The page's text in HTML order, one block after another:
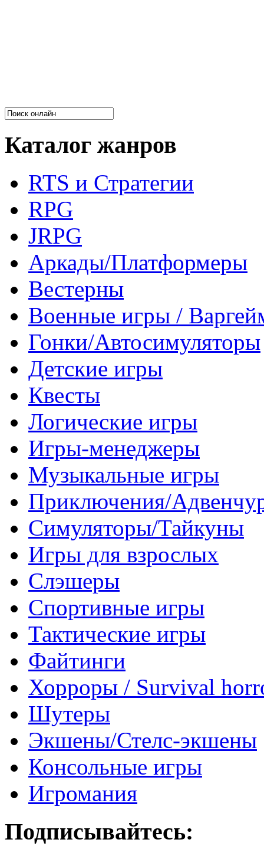
Каталог жанров
RTS и Стратегии
RPG
JRPG
Аркады/Платформеры
Вестерны
Военные игры /
Гонки/Автосимуляторы
Детские игры
Квесты
Логические игры
Игры-менеджеры
Музыкальные игры
Приключения/
Симуляторы/Тайкуны
Игры для взрослых
Слэшеры
Спортивные игры
Тактические игры
Файтинги
Хорроры / Survival
Шутеры
Экшены/Стелс-экшены
Консольные игры
Игромания
Подписывайтесь: